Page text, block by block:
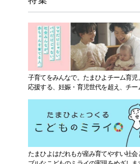
子育てをみんなで。たまひよチーム育児
応援する、妊娠・育児世代を超え、チー
たまひよはだれもが産み育てやすい社